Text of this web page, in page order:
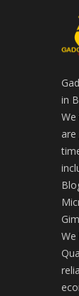
in